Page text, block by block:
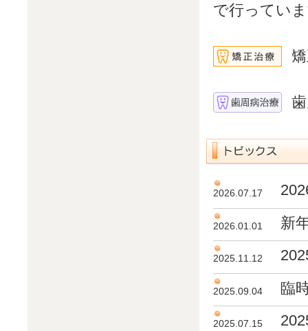
で行ってい
2026.07.17
2026.01.01 新
2025.11.12
2025.09.04 臨
2025.07.15